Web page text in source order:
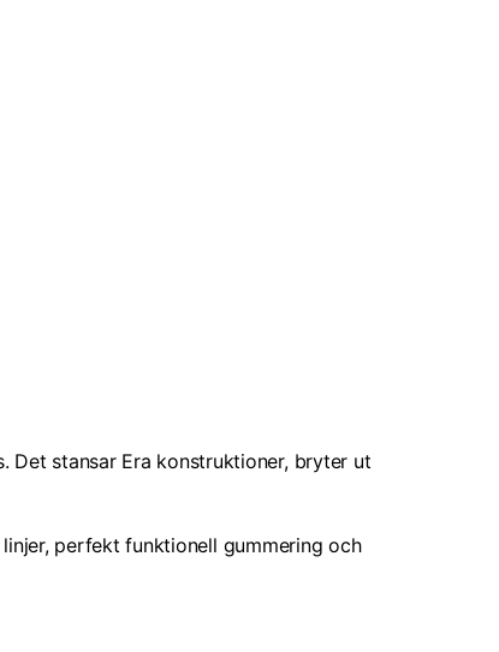
stansar Era konstruktioner, bryter ut
perfekt funktionell gummering och